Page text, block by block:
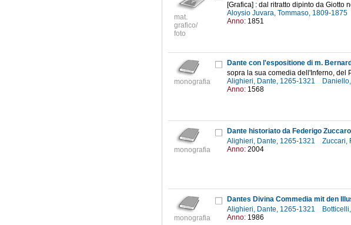
mat.
grafico/
foto
[Grafica] : dal ritratto dipinto da Giotto
Aloysio Juvara, Tommaso, 1809-1875
Anno: 1851
monografia
Dante con l'espositione di m.
sopra la sua comedia dell'Inferno, del
Alighieri, Dante, 1265-1321
Anno: 1568
monografia
Dante historiato da Federigo Zuccaro
Alighieri, Dante, 1265-1321
Zuccari,
Anno: 2004
monografia
Dantes Divina Commedia mit den
Alighieri, Dante, 1265-1321
Anno: 1986